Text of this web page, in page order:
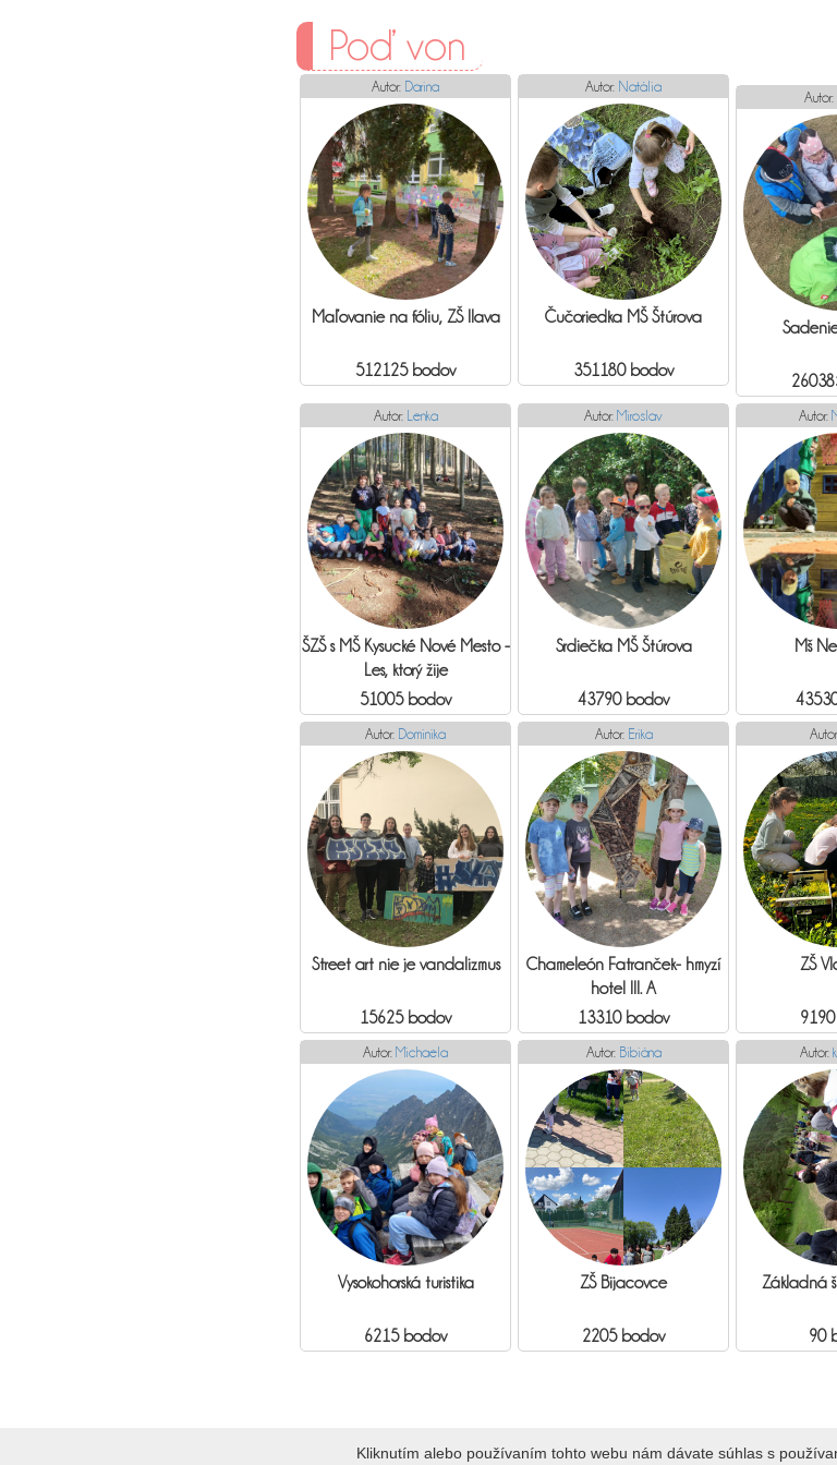
Poď von
Autor: Darina
Maľovanie na fóliu, ZŠ Ilava
512125 bodov
Autor: Natália
Čučoriedka MŠ Štúrova
351180 bodov
Autor:
Autor: Lenka
ŠZŠ s MŠ Kysucké Nové Mesto -
Les, ktorý žije
51005 bodov
Autor: Miroslav
Srdiečka MŠ Štúrova
43790 bodov
Autor:
Mš
Autor: Dominika
Street art nie je vandalizmus
15625 bodov
Autor: Erika
Chameleón Fatranček- hmyzí
hotel III. A
13310 bodov
ZŠ
Autor: Michaela
Vysokohorská turistika
6215 bodov
Autor: Bibiána
ZŠ Bijacovce
2205 bodov
Autor:
Základná
90
Kliknutím alebo používaním tohto webu nám dávate súhlas s